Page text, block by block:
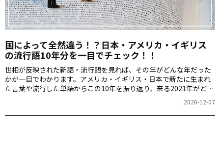
国によって全然違う！？日本・アメリカ・イギリス
の流行語10年分を一目でチェック！！
世相が反映された新語・流行語を見れば、その年がどんな年だった
かが一目でわかります。アメリカ・イギリス・日本で新たに生まれ
た言葉や流行した単語からこの10年を振り返り、来る2021年がどん
2020-12-07